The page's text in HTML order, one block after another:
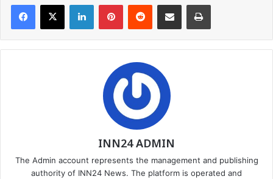
Facebook
X LinkedInPinterestReddit Share via Email Print
INN24 ADMIN
The Admin account represents the management and publishing
authority of INN24 News. The platform is operated and